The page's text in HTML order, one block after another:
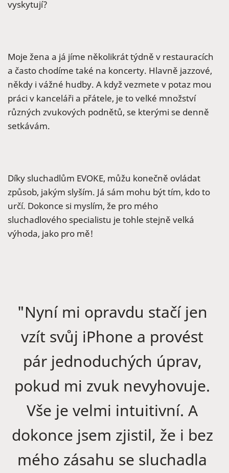
vyskytují?
Moje žena a já jíme několikrát týdně v restauracích
a často chodíme také na koncerty. Hlavně jazzové,
někdy i vážné hudby. A když vezmete v potaz mou
práci v kanceláři a přátele, je to velké množství
různých zvukových podnětů, se kterými se denně
setkávám.
Díky sluchadlům EVOKE, můžu konečně ovládat
způsob, jakým slyším. Já sám mohu být tím, kdo to
určí. Dokonce si myslím, že pro mého
sluchadlového specialistu je tohle stejně velká
výhoda, jako pro mě!
"Nyní mi opravdu stačí jen
vzít svůj iPhone a provést
pár jednoduchých úprav,
pokud mi zvuk nevyhovuje.
Vše je velmi intuitivní. A
dokonce jsem zjistil, že i bez
mého zásahu se sluchadla